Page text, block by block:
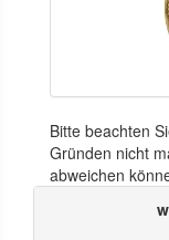
Bitte beachten
Gründen nicht
abweichen